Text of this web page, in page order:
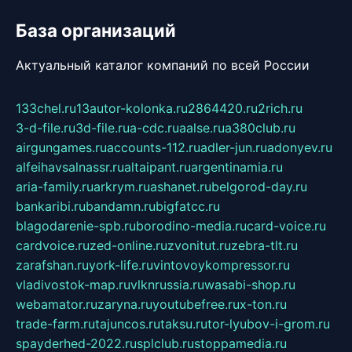
База организаций
Актуальный каталог компаний по всей России
133chel.ru13autor-kolonka.ru2864420.ru2rich.ru
3-d-file.ru3d-file.rua-cdc.ruaalse.rua380club.ru
airgungames.ruaccounts-112.ruadler-jun.ruadonyev.ru
alfeihavsalnassr.rualtaipant.ruargentinamia.ru
aria-family.ruarkrym.ruashanet.rubelgorod-day.ru
bankaribi.rubandamn.rubigfatcc.ru
blagodarenie-spb.ruborodino-media.rucard-voice.ru
cardvoice.ruzed-online.ruzvonitut.ruzebra-tlt.ru
zarafshan.ruyork-life.ruvintovoykompressor.ru
vladivostok-map.ruvlknrussia.ruwasabi-shop.ru
webamator.ruzaryna.ruyoutubefree.rux-ton.ru
trade-farm.rutajuncos.rutaksu.rutor-lyubov-i-grom.ru
spayderhed-2022.rusplclub.rustoppamedia.ru